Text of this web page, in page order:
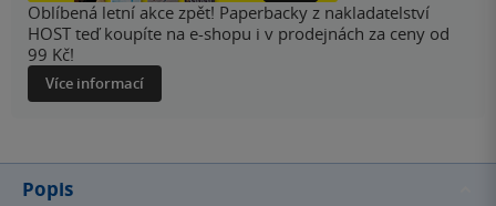
Oblíbená letní akce zpět! Paperbacky z nakladatelství
HOST teď koupíte na e-shopu i v prodejnách za ceny od
99 Kč!
Více informací
Popis